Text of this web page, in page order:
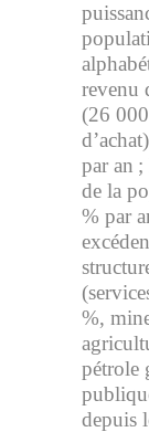
revenu
(26
par an
de la
% par
%,
pétrole
depuis